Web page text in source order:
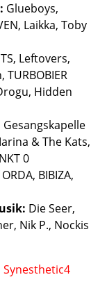
Glueboys,
Laikka, Toby
Leftovers,
Hidden
Gesangskapelle
& The Kats,
0
BIBIZA,
Die Seer,
Nik P., Nockis
Synesthetic4